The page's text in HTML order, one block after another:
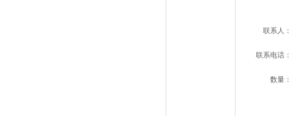
联系人：
联系电话：
数量：